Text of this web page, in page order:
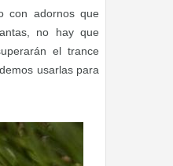
con adornos que
no hay que
el trance
usarlas para